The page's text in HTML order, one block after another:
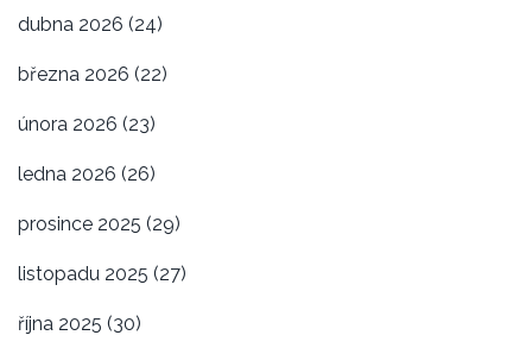
dubna 2026 (24)
března 2026 (22)
února 2026 (23)
ledna 2026 (26)
prosince 2025 (29)
listopadu 2025 (27)
října 2025 (30)